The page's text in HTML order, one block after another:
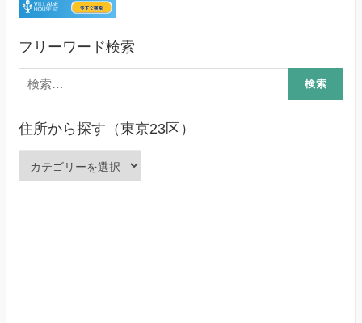
フリーワード検索
検
索:
住所から探す（東京23区）